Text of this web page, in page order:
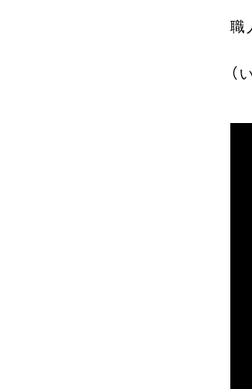
職
（